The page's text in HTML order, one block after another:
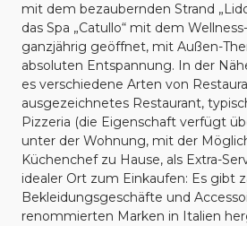
mit dem bezaubernden Strand
das Spa „Catullo“ mit dem
ganzjährig geöffnet, mit Außen-
absoluten Entspannung. In der
es verschiedene Arten von
ausgezeichnetes Restaurant,
Pizzeria (die Eigenschaft verfügt
unter der Wohnung, mit der
Küchenchef zu Hause, als Extra-
idealer Ort zum Einkaufen: Es gibt
Bekleidungsgeschäfte und
renommierten Marken in Italien